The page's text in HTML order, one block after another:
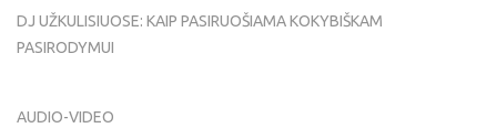
DJ UŽKULISIUOSE: KAIP PASIRUOŠIAMA KOKYBIŠKAM
PASIRODYMUI
AUDIO-VIDEO